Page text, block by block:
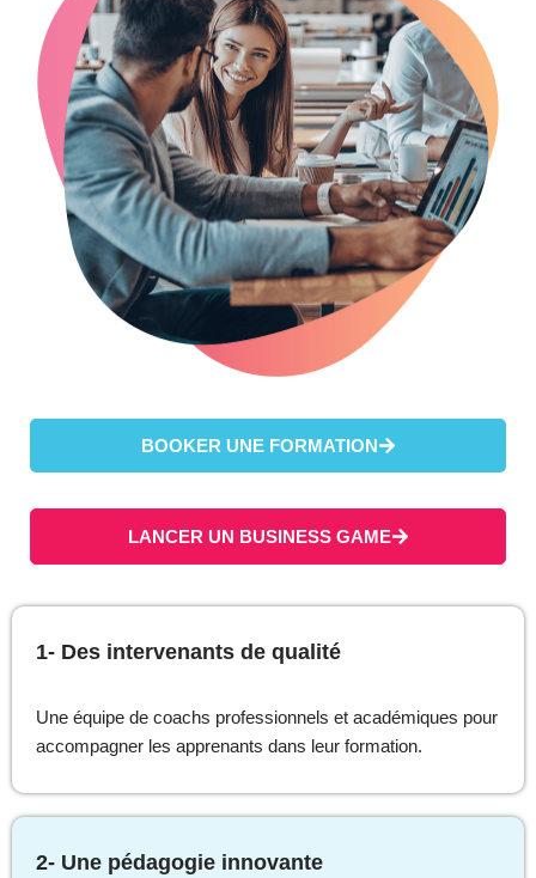
BOOKER UNE FORMATION
LANCER UN BUSINESS GAME
1- Des intervenants de qualité
Une équipe de coachs professionnels et académiques pour
accompagner les apprenants dans leur formation.
2- Une pédagogie innovante